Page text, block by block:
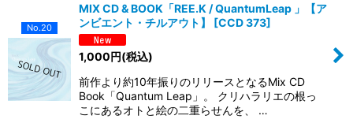
No.20
MIX CD & BOOK「REE.K / QuantumLeap 」【ア
ンビエント・チルアウト】
[CCD 373]
1,000円(税込)
前作より約10年振りのリリースとなるMix CD
Book「Quantum Leap」。 クリハラリエの根っ
こにあるオトと絵の二重らせんを、 …